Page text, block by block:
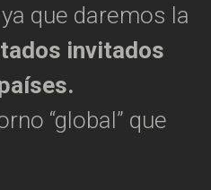
que daremos la
invitados
“global” que